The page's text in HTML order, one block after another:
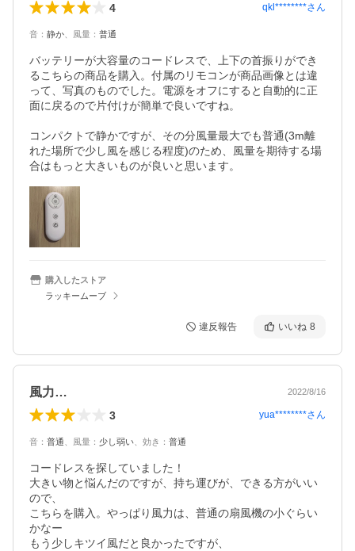
4 qkl********さん
音 ： 静か 風量 ： 普通
バッテリーが大容量のコードレスで、上下の首振りができ
るこちらの商品を購入。付属のリモコンが商品画像とは違
って、写真のものでした。電源をオフにすると自動的に正
面に戻るので片付けが簡単で良いですね。
コンパクトで静かですが、その分風量最大でも普通(3m離
れた場所で少し風を感じる程度)のため、風量を期待する場
合はもっと大きいものが良いと思います。
購入したストア
ラッキームーブ
違反報告 いいね 8
風力… 2022/8/16
3 yua********さん
音 ： 普通 風量 ： 少し弱い 効き ： 普通
コードレスを探していました！
大きい物と悩んだのですが、持ち運びが、できる方がいい
ので、
こちらを購入。やっぱり風力は、普通の扇風機の小ぐらい
かなー
もう少しキツイ風だと良かったですが、